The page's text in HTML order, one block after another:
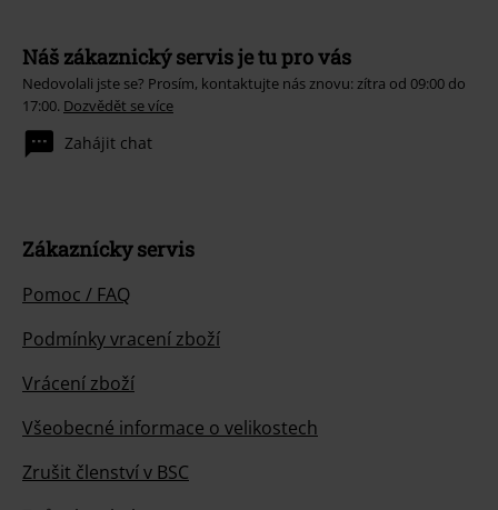
Náš zákaznický servis je tu pro vás
Nedovolali jste se? Prosím, kontaktujte nás znovu: zítra od 09:00 do
17:00. Dozvědět se více
Zahájit chat
Zákaznícky servis
Pomoc / FAQ
Podmínky vracení zboží
Vrácení zboží
Všeobecné informace o velikostech
Zrušit členství v BSC